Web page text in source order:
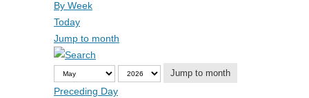
By Week
Today
Jump to month
Jump to month
Preceding Day